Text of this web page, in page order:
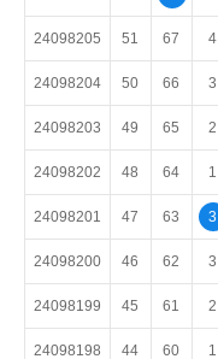
24098205 51 67 4
24098204 50 66 3
24098203 49 65 2
24098202 48 64 1
24098201 47 63 3
24098200 46 62 3
24098199 45 61 2
24098198 44 60 1